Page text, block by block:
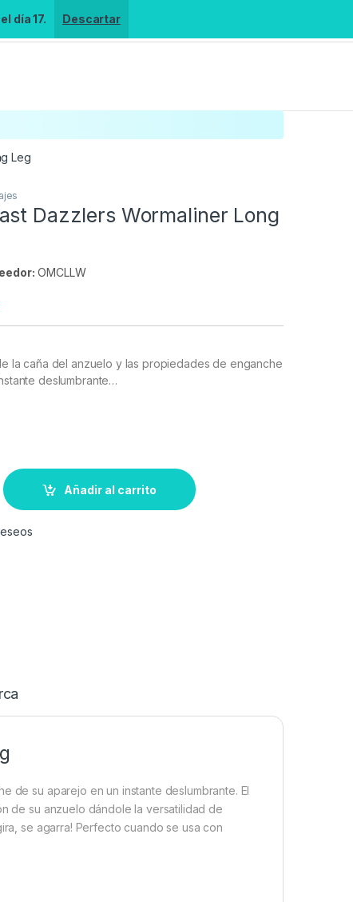
día 17. Descartar
Leg
Dazzlers Wormaliner Long
OMCLLW
la caña del anzuelo y las propiedades de enganche
deslumbrante…
Añadir al carrito
de su aparejo en un instante deslumbrante. El
de su anzuelo dándole la versatilidad de
se agarra! Perfecto cuando se usa con